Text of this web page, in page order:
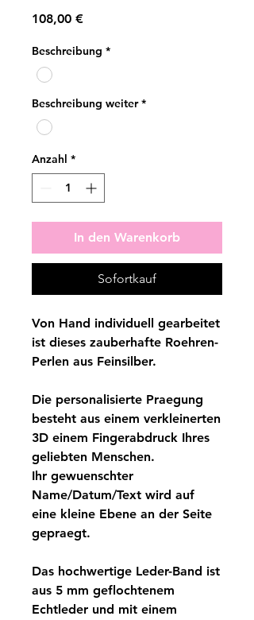
108,00 €Preis
Beschreibung *
Beschreibung weiter *
Anzahl *
In den Warenkorb
Sofortkauf
Von Hand individuell gearbeitet
ist dieses zauberhafte Roehren-
Perlen aus Feinsilber.
Die personalisierte Praegung
besteht aus einem verkleinerten
3D einem Fingerabdruck Ihres
geliebten Menschen.
Ihr gewuenschter
Name/Datum/Text wird auf
eine kleine Ebene an der Seite
gepraegt.
Das hochwertige Leder-Band ist
aus 5 mm geflochtenem
Echtleder und mit einem